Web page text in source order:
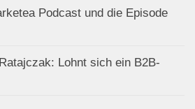
Podcast und die Episode
Lohnt sich ein B2B-